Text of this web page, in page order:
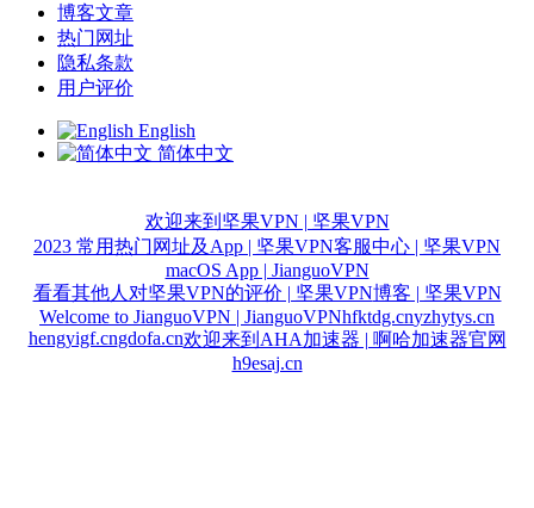
博客文章
热门网址
隐私条款
用户评价
English
简体中文
欢迎来到坚果VPN | 坚果VPN
2023 常用热门网址及App | 坚果VPN客服中心 | 坚果VPN
macOS App | JianguoVPN
看看其他人对坚果VPN的评价 | 坚果VPN博客 | 坚果VPN
Welcome to JianguoVPN | JianguoVPNhfktdg.cnyzhytys.cn
hengyigf.cngdofa.cn欢迎来到AHA加速器 | 啊哈加速器官网
h9esaj.cn